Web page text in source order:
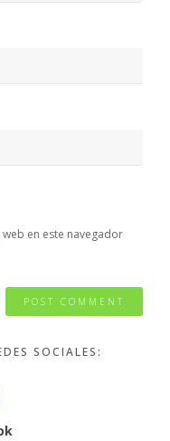
en este navegador
SOCIALES: